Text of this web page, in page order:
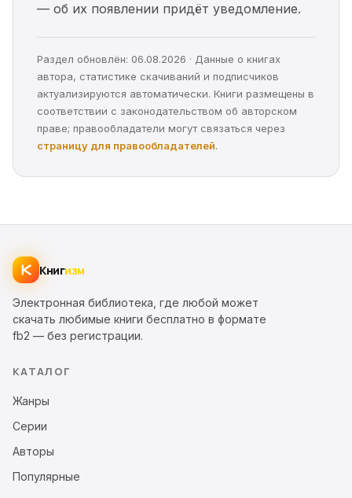
— об их появлении придёт уведомление.
Раздел обновлён: 06.08.2026 · Данные о книгах
автора, статистике скачиваний и подписчиков
актуализируются автоматически. Книги размещены в
соответствии с законодательством об авторском
праве; правообладатели могут связаться через
страницу для правообладателей.
Книгизм
Электронная библиотека, где любой может
скачать любимые книги бесплатно в формате
fb2 — без регистрации.
КАТАЛОГ
Жанры
Серии
Авторы
Популярные